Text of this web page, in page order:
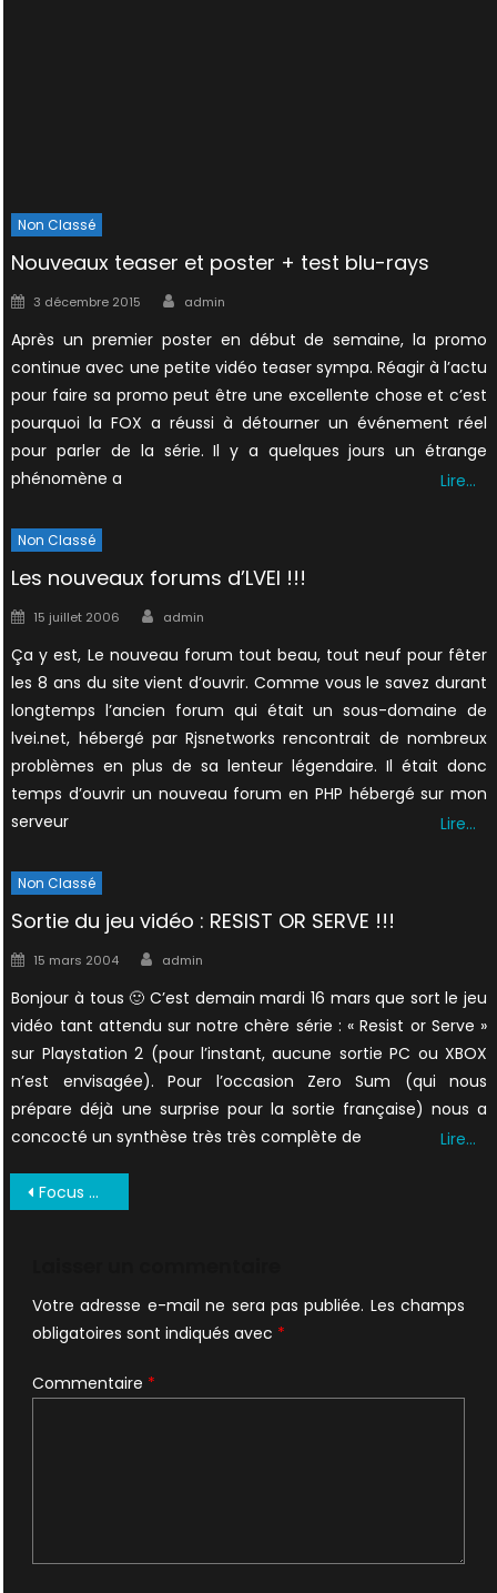
Non Classé
Nouveaux teaser et poster + test blu-rays
Posted
3 décembre 2015 Author
admin
Après un premier poster en début de semaine, la promo
continue avec une petite vidéo teaser sympa. Réagir à l’actu
pour faire sa promo peut être une excellente chose et c’est
pourquoi la FOX a réussi à détourner un événement réel
pour parler de la série. Il y a quelques jours un étrange
phénomène a
Lire…
Non Classé
Les nouveaux forums d’LVEI !!!
Posted
15 juillet 2006 Author
admin
Ça y est, Le nouveau forum tout beau, tout neuf pour fêter
les 8 ans du site vient d’ouvrir. Comme vous le savez durant
longtemps l’ancien forum qui était un sous-domaine de
lvei.net, hébergé par Rjsnetworks rencontrait de nombreux
problèmes en plus de sa lenteur légendaire. Il était donc
temps d’ouvrir un nouveau forum en PHP hébergé sur mon
serveur
Lire…
Non Classé
Sortie du jeu vidéo : RESIST OR SERVE !!!
Posted
15 mars 2004 Author
admin
Bonjour à tous 🙂 C’est demain mardi 16 mars que sort le jeu
vidéo tant attendu sur notre chère série : « Resist or Serve »
sur Playstation 2 (pour l’instant, aucune sortie PC ou XBOX
n’est envisagée). Pour l’occasion Zero Sum (qui nous
prépare déjà une surprise pour la sortie française) nous a
concocté un synthèse très très complète de
Lire…
Navigation
Focus Octobre 1997 UK (5)
Votre adresse e-mail ne sera pas publiée. Les champs
obligatoires sont indiqués avec *
Commentaire *